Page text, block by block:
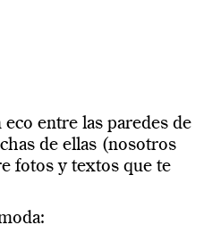
entre las paredes de
de ellas (nosotros
fotos y textos que te